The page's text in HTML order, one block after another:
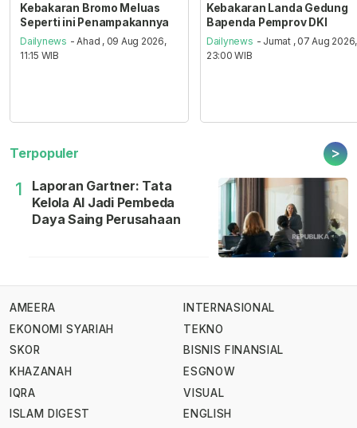
Kebakaran Bromo Meluas
Seperti ini Penampakannya
Dailynews - Ahad , 09 Aug 2026,
11:15 WIB
Kebakaran Landa Gedung
Bapenda Pemprov DKI
Dailynews - Jumat , 07 Aug 2026,
23:00 WIB
Terpopuler >
1
Laporan Gartner: Tata
Kelola AI Jadi Pembeda
Daya Saing Perusahaan
AMEERA
EKONOMI SYARIAH
SKOR
KHAZANAH
IQRA
ISLAM DIGEST
INTERNASIONAL
TEKNO
BISNIS FINANSIAL
ESGNOW
VISUAL
ENGLISH